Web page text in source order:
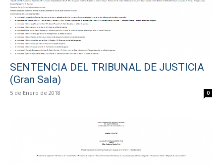
SENTENCIA DEL TRIBUNAL DE JUSTICIA
(Gran Sala)
5 de Enero de 2018 0